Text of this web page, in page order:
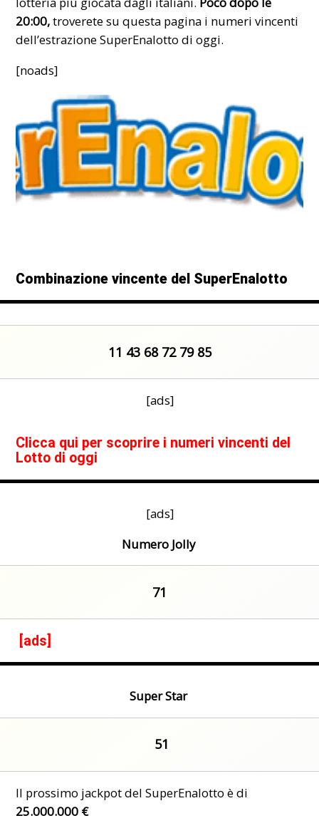
20:00,troverete su questa pagina i numeri vincenti
dell’estrazione SuperEnalotto di oggi.
[noads]
Combinazione vincente del SuperEnalotto
11 43 68 72 79 85
[ads]
Clicca qui per scoprire i numeri vincenti del
Lotto di oggi
[ads]
Numero Jolly
71
[ads]
Super Star
51
Il prossimo jackpot del SuperEnalotto è di
25.000.000 €